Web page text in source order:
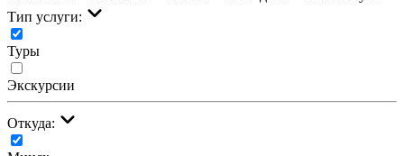
Тип услуги:
Туры
Экскурсии
Откуда: